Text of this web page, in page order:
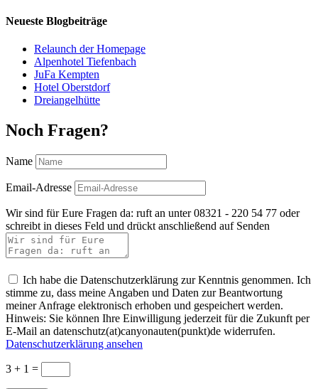
Neueste Blogbeiträge
Relaunch der Homepage
Alpenhotel Tiefenbach
JuFa Kempten
Hotel Oberstdorf
Dreiangelhütte
Noch Fragen?
Name
Email-Adresse
Wir sind für Eure Fragen da: ruft an unter 08321 - 220 54 77 oder
schreibt in dieses Feld und drückt anschließend auf Senden
Ich habe die Datenschutzerklärung zur Kenntnis genommen. Ich
stimme zu, dass meine Angaben und Daten zur Beantwortung
meiner Anfrage elektronisch erhoben und gespeichert werden.
Hinweis: Sie können Ihre Einwilligung jederzeit für die Zukunft per
E-Mail an datenschutz(at)canyonauten(punkt)de widerrufen.
Datenschutzerklärung ansehen
3 + 1 =